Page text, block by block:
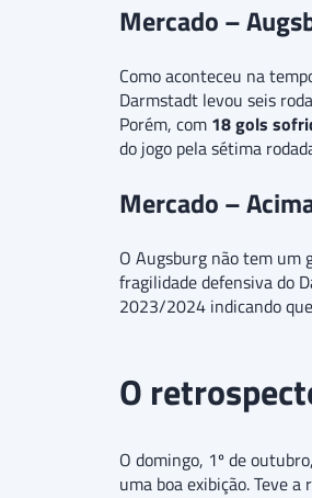
Mercado –
Como aconteceu na
Darmstadt levou seis
Porém, com 18 gols
do jogo pela sétima
Mercado –
O Augsburg não tem um
fragilidade defensiva do
2023/2024 indicando que
O
O domingo, 1º de
uma boa exibição. Teve